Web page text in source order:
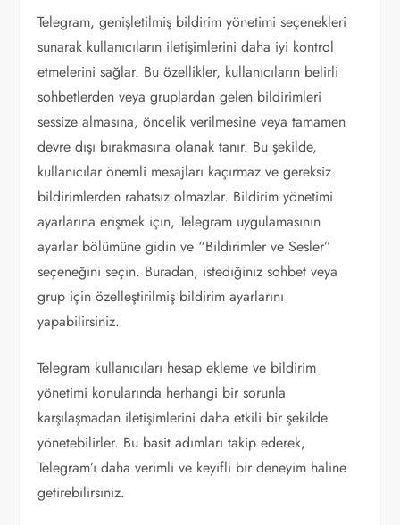
Telegram, genişletilmiş bildirim yönetimi seçenekleri
sunarak kullanıcıların iletişimlerini daha iyi kontrol
etmelerini sağlar. Bu özellikler, kullanıcıların belirli
sohbetlerden veya gruplardan gelen bildirimleri
sessize almasına, öncelik verilmesine veya tamamen
devre dışı bırakmasına olanak tanır. Bu şekilde,
kullanıcılar önemli mesajları kaçırmaz ve gereksiz
bildirimlerden rahatsız olmazlar. Bildirim yönetimi
ayarlarına erişmek için, Telegram uygulamasının
ayarlar bölümüne gidin ve “Bildirimler ve Sesler”
seçeneğini seçin. Buradan, istediğiniz sohbet veya
grup için özelleştirilmiş bildirim ayarlarını
yapabilirsiniz.
Telegram kullanıcıları hesap ekleme ve bildirim
yönetimi konularında herhangi bir sorunla
karşılaşmadan iletişimlerini daha etkili bir şekilde
yönetebilirler. Bu basit adımları takip ederek,
Telegram’ı daha verimli ve keyifli bir deneyim haline
getirebilirsiniz.